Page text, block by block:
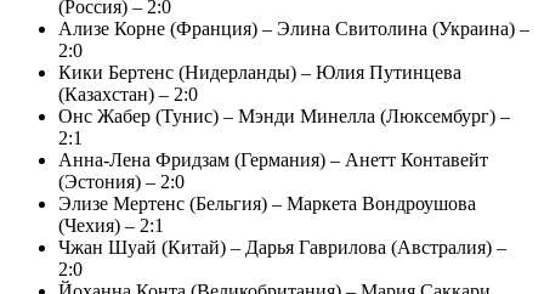
(Россия) – 2:0
Ализе Корне (Франция) – Элина Свитолина (Украина) –
2:0
Кики Бертенс (Нидерланды) – Юлия Путинцева
(Казахстан) – 2:0
Онс Жабер (Тунис) – Мэнди Минелла (Люксембург) –
2:1
Анна-Лена Фридзам (Германия) – Анетт Контавейт
(Эстония) – 2:0
Элизе Мертенс (Бельгия) – Маркета Вондроушова
(Чехия) – 2:1
Чжан Шуай (Китай) – Дарья Гаврилова (Австралия) –
2:0